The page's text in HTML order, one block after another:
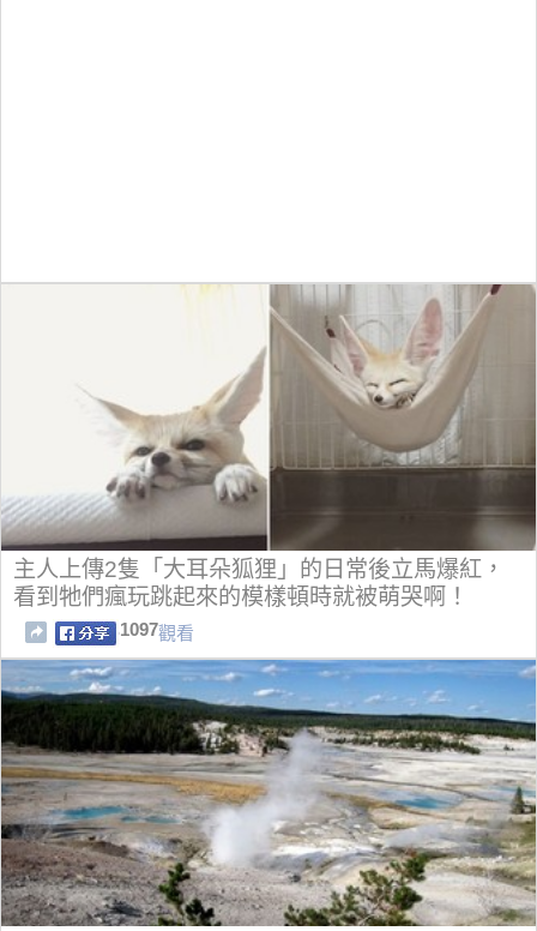
主人上傳2隻「大耳朵狐狸」的日常後立馬爆紅，
看到牠們瘋玩跳起來的模樣頓時就被萌哭啊！
1097觀看